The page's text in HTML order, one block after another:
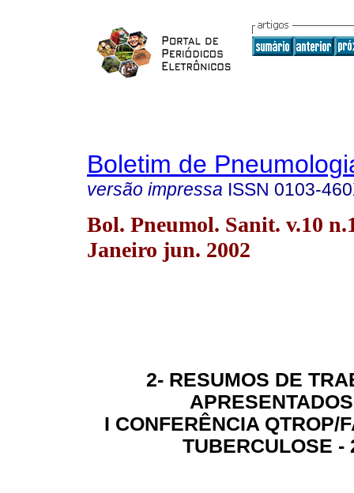
Boletim de
versão impressa ISSN 0103-
Bol. Pneumol. Sanit. v.10
Janeiro jun. 2002
2- RESUMOS DE
I CONFERÊNCIA QTROP/
TUBERCULOSE -